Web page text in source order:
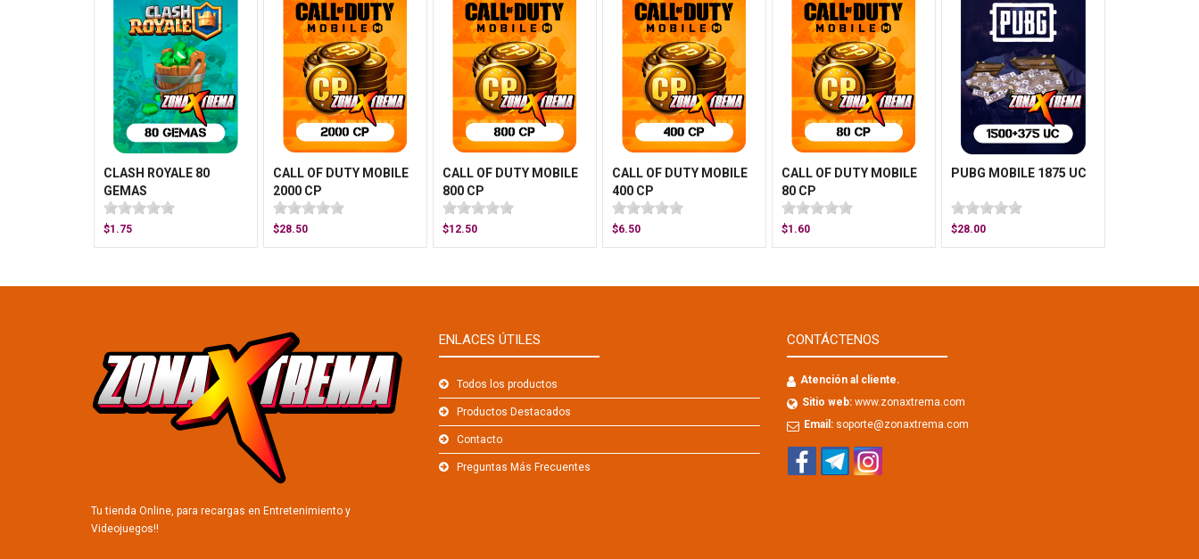
CLASH ROYALE 80
GEMAS
$1.75
CALL OF DUTY MOBILE
2000 CP
$28.50
CALL OF DUTY MOBILE
800 CP
$12.50
CALL OF DUTY MOBILE
400 CP
$6.50
CALL OF DUTY MOBILE
80 CP
$1.60
PUBG MOBILE 1875 UC
$28.00
Tu tienda Online, para recargas en Entretenimiento y
Videojuegos!!
ENLACES ÚTILES
Todos los productos
Productos Destacados
Contacto
Preguntas Más Frecuentes
CONTÁCTENOS
Atención al cliente.
Sitio web: www.zonaxtrema.com
Email: soporte@zonaxtrema.com